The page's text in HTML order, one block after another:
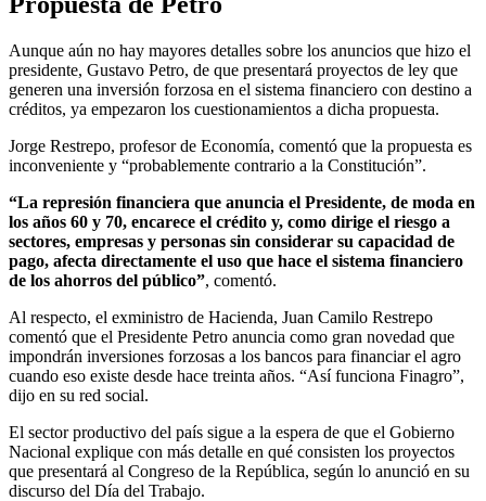
Aunque aún no hay mayores detalles sobre los anuncios que hizo el
presidente, Gustavo Petro, de que presentará proyectos de ley que
generen una inversión forzosa en el sistema financiero con destino a
créditos, ya empezaron los cuestionamientos a dicha propuesta.
Jorge Restrepo, profesor de Economía, comentó que la propuesta es
inconveniente y “probablemente contrario a la Constitución”.
“La represión financiera que anuncia el Presidente, de moda en
los años 60 y 70, encarece el crédito y, como dirige el riesgo a
sectores, empresas y personas sin considerar su capacidad de
pago, afecta directamente el uso que hace el sistema financiero
de los ahorros del público”, comentó.
Al respecto, el exministro de Hacienda, Juan Camilo Restrepo
comentó que el Presidente Petro anuncia como gran novedad que
impondrán inversiones forzosas a los bancos para financiar el agro
cuando eso existe desde hace treinta años. “Así funciona Finagro”,
dijo en su red social.
El sector productivo del país sigue a la espera de que el Gobierno
Nacional explique con más detalle en qué consisten los proyectos
que presentará al Congreso de la República, según lo anunció en su
discurso del Día del Trabajo.